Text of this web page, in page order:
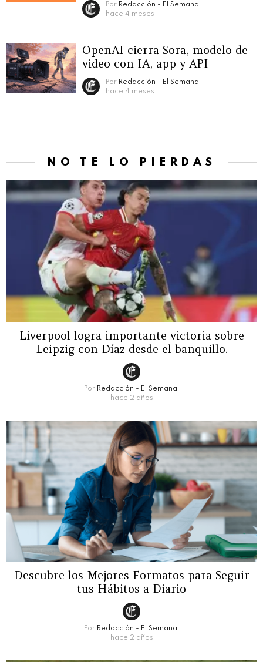
Por Redacción - El Semanal
hace 4 meses
OpenAI cierra Sora, modelo de
video con IA, app y API
Por Redacción - El Semanal
hace 4 meses
NO TE LO PIERDAS
Liverpool logra importante victoria sobre
Leipzig con Díaz desde el banquillo.
Por Redacción - El Semanal
hace 2 años
Descubre los Mejores Formatos para Seguir
tus Hábitos a Diario
Por Redacción - El Semanal
hace 2 años